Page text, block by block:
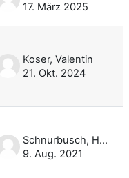
17. März 2025
Koser, Valentin
21. Okt. 2024
Schnurbusch, Harald
9. Aug. 2021